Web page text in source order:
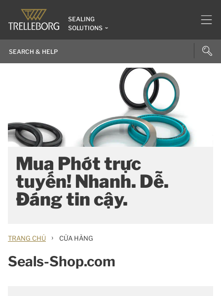
SEALING
SOLUTIONS
Mua Phớt trực
tuyến! Nhanh. Dễ.
Đáng tin cậy.
TRANG CHỦ › CỬA HÀNG
Seals-Shop.com